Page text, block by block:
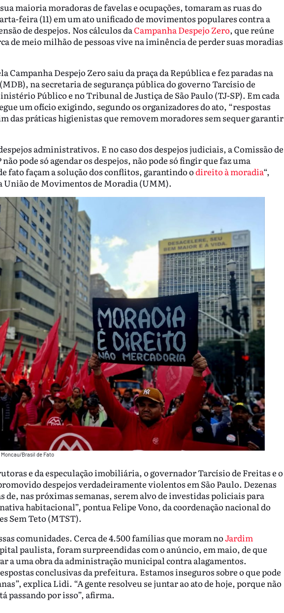
maioria moradoras de favelas e ocupações, tomaram as ruas do
feira (11) em um ato unificado de movimentos populares contra a
de despejos. Nos cálculos daCampanha Despejo Zero, que reúne
de meio milhão de pessoas vive na iminência de perder suas moradias
Campanha Despejo Zero saiu da praça da República e fez paradas na
na secretaria de segurança pública do governo Tarcísio de
Público e no Tribunal de Justiça de São Paulo (TJ-SP). Em cada
um ofício exigindo, segundo os organizadores do ato, “respostas
das práticas higienistas que removem moradores sem sequer garantir
administrativos. E no caso dos despejos judiciais, a Comissão de
pode só agendar os despejos, não pode só fingir que faz uma
fato façam a solução dos conflitos, garantindo odireito à moradia“,
União de Movimentos de Moradia (UMM).
Brasil de Fato
e da especulação imobiliária, o governador Tarcísio de Freitas e o
despejos verdadeiramente violentos em São Paulo. Dezenas
de, nas próximas semanas, serem alvo de investidas policiais para
habitacional”, pontua Felipe Vono, da coordenação nacional do
Sem Teto (MTST).
comunidades. Cerca de 4.500 famílias que moram noJardim
paulista, foram surpreendidas com o anúncio, em maio, de que
a uma obra da administração municipal contra alagamentos.
conclusivas da prefeitura. Estamos inseguros sobre o que pode
explica Lidi. “A gente resolveu se juntar ao ato de hoje, porque não
passando por isso”, afirma.